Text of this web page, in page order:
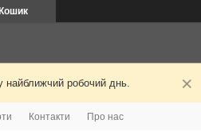
Кошик
найближчий робочий днь.
Контакти Про нас